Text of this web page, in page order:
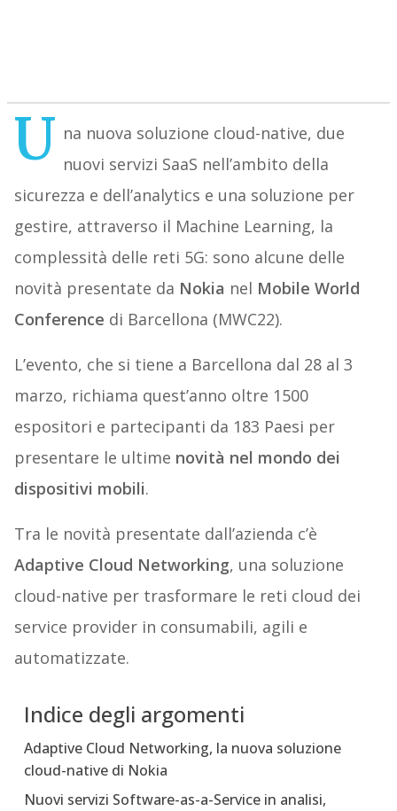
U na nuova soluzione cloud-native, due
nuovi servizi SaaS nell’ambito della
sicurezza e dell’analytics e una soluzione per
gestire, attraverso il Machine Learning, la
complessità delle reti 5G: sono alcune delle
novità presentate da Nokia nel Mobile World
Conference di Barcellona (MWC22).
L’evento, che si tiene a Barcellona dal 28 al 3
marzo, richiama quest’anno oltre 1500
espositori e partecipanti da 183 Paesi per
presentare le ultime novità nel mondo dei
dispositivi mobili.
Tra le novità presentate dall’azienda c’è
Adaptive Cloud Networking, una soluzione
cloud-native per trasformare le reti cloud dei
service provider in consumabili, agili e
automatizzate.
Indice degli argomenti
Adaptive Cloud Networking, la nuova soluzione
cloud-native di Nokia
Nuovi servizi Software-as-a-Service in analisi,